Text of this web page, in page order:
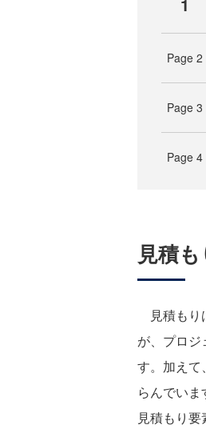
Page 2
Page 3
Page 4
見積
見積もり
が、プロジ
す。加えて
らんでい
見積もり